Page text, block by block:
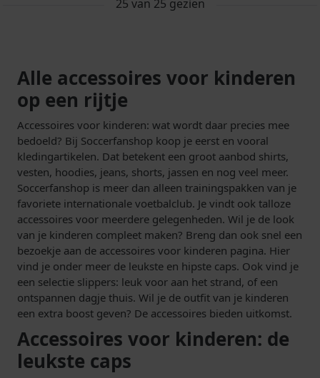
25 van 25 gezien
Alle accessoires voor kinderen
op een rijtje
Accessoires voor kinderen: wat wordt daar precies mee
bedoeld? Bij Soccerfanshop koop je eerst en vooral
kledingartikelen. Dat betekent een groot aanbod shirts,
vesten, hoodies, jeans, shorts, jassen en nog veel meer.
Soccerfanshop is meer dan alleen trainingspakken van je
favoriete internationale voetbalclub. Je vindt ook talloze
accessoires voor meerdere gelegenheden. Wil je de look
van je kinderen compleet maken? Breng dan ook snel een
bezoekje aan de accessoires voor kinderen pagina. Hier
vind je onder meer de leukste en hipste caps. Ook vind je
een selectie slippers: leuk voor aan het strand, of een
ontspannen dagje thuis. Wil je de outfit van je kinderen
een extra boost geven? De accessoires bieden uitkomst.
Accessoires voor kinderen: de
leukste caps